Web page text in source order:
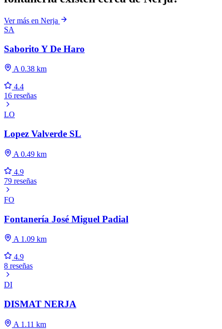
Ver más en Nerja
SA
Saborito Y De Haro
A 0.38 km
4.4
16 reseñas
LO
Lopez Valverde SL
A 0.49 km
4.9
79 reseñas
FO
Fontanería José Miguel Padial
A 1.09 km
4.9
8 reseñas
DI
DISMAT NERJA
A 1.11 km